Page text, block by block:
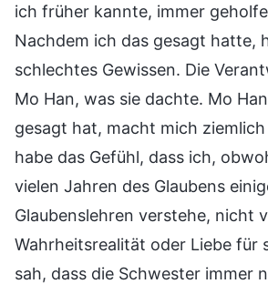
ich früher kannte, immer
Nachdem ich das gesagt hatte,
schlechtes Gewissen. Die
Mo Han, was sie dachte. Mo
gesagt hat, macht mich
habe das Gefühl, dass ich,
vielen Jahren des Glaubens
Glaubenslehren verstehe, nicht
Wahrheitsrealität oder Liebe für
sah, dass die Schwester immer